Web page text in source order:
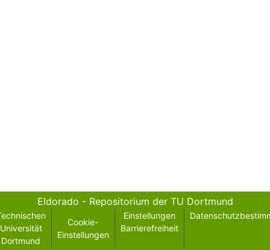
Eldorado - Repositorium der TU Dortmund
Universität
Dortmund
Cookie-
Einstellungen
Einstellungen
Barrierefreiheit